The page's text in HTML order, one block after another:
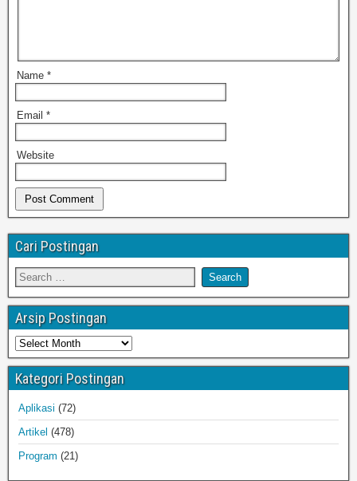
Name *
Email *
Website
Cari Postingan
Arsip Postingan
Kategori Postingan
Aplikasi (72)
Artikel (478)
Program (21)